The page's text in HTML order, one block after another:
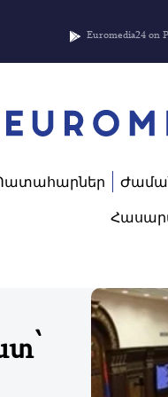
Euromedia24 on